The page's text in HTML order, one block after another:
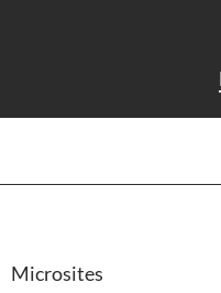
Microsites